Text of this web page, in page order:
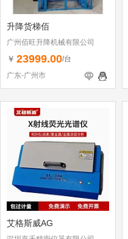
升降货梯佰
广州佰旺升降机械有限公司
￥ 23999.00/台
广东-广州市
艾格斯威AG